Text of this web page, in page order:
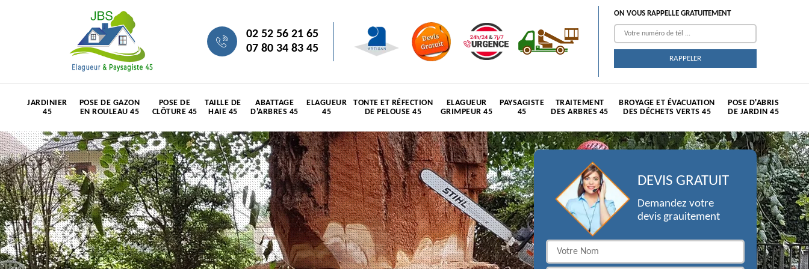
02 52 56 21 65
07 80 34 83 45
ON VOUS RAPPELLE GRATUITEMENT
JARDINIER
45
POSE DE GAZON
EN ROULEAU 45
POSE DE
CLÔTURE 45
TAILLE DE
HAIE 45
ABATTAGE
D'ARBRES 45
ELAGUEUR
45
TONTE ET RÉFECTION
DE PELOUSE 45
ELAGUEUR
GRIMPEUR 45
PAYSAGISTE
45
TRAITEMENT
DES ARBRES 45
BROYAGE ET ÉVACUATION
DES DÉCHETS VERTS 45
POSE D'ABRIS
DE JARDIN 45
DEVIS GRATUIT
Demandez votre
devis grauitement